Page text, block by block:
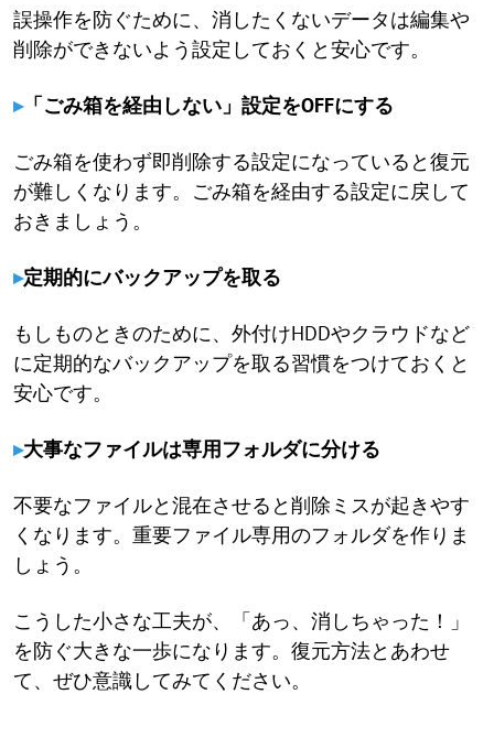
誤操作を防ぐために、消したくないデータは編集や
削除ができないよう設定しておくと安心です。
▸「ごみ箱を経由しない」設定をOFFにする
ごみ箱を使わず即削除する設定になっていると復元
が難しくなります。ごみ箱を経由する設定に戻して
おきましょう。
▸定期的にバックアップを取る
もしものときのために、外付けHDDやクラウドなど
に定期的なバックアップを取る習慣をつけておくと
安心です。
▸大事なファイルは専用フォルダに分ける
不要なファイルと混在させると削除ミスが起きやす
くなります。重要ファイル専用のフォルダを作りま
しょう。
こうした小さな工夫が、「あっ、消しちゃった！」
を防ぐ大きな一歩になります。復元方法とあわせ
て、ぜひ意識してみてください。